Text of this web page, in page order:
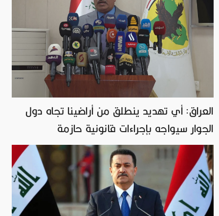
العراق: أي تهديد ينطلق من أراضينا تجاه دول
الجوار سيواجه بإجراءات قانونية حازمة